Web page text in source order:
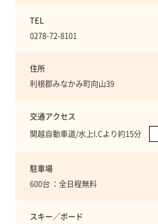
TEL
0278-72-8101
住所
利根郡みなかみ町向山39
交通アクセス
関越自動車道/水上I.Cより約15分
駐車場
600台 ：全日程無料
スキー／ボード